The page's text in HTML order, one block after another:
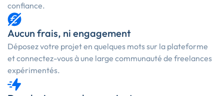
confiance.
Aucun frais, ni engagement
Déposez votre projet en quelques mots sur la plateforme
et connectez-vous à une large communauté de freelances
expérimentés.